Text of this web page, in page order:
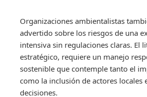
Organizaciones ambientalistas
advertido sobre los riesgos de una
intensiva sin regulaciones claras. El
estratégico, requiere un manejo
sostenible que contemple tanto el
como la inclusión de actores locales
decisiones.